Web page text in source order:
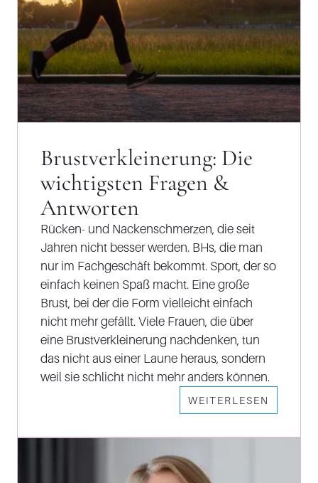
Brustverkleinerung: Die
wichtigsten Fragen &
Antworten
Rücken- und Nackenschmerzen, die seit
Jahren nicht besser werden. BHs, die man
nur im Fachgeschäft bekommt. Sport, der so
einfach keinen Spaß macht. Eine große
Brust, bei der die Form vielleicht einfach
nicht mehr gefällt. Viele Frauen, die über
eine Brustverkleinerung nachdenken, tun
das nicht aus einer Laune heraus, sondern
weil sie schlicht nicht mehr anders können.
WEITERLESEN